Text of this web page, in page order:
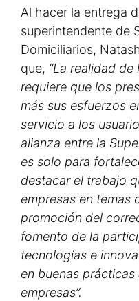
Al hacer la entrega
superintendente de
Domiciliarios,
que, “La realidad de
requiere que los
más sus esfuerzos
servicio a los
alianza entre la
es solo para
destacar el trabajo
empresas en temas
promoción del
fomento de la
tecnologías e
en buenas
empresas”.